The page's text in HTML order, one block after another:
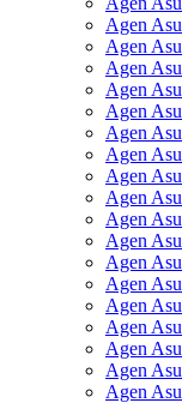
Agen
Agen
Agen
Agen
Agen
Agen
Agen
Agen
Agen
Agen
Agen
Agen
Agen
Agen
Agen
Agen
Agen
Agen